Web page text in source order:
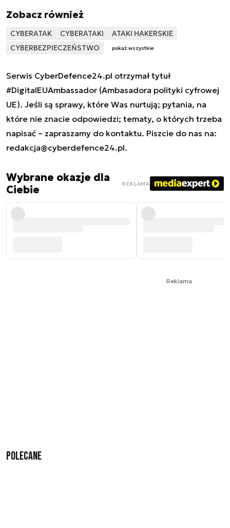
Zobacz również
CYBERATAK CYBERATAKI
ATAKI HAKERSKIE
CYBERBEZPIECZEŃSTWO
pokaż wszystkie
Serwis CyberDefence24.pl otrzymał tytuł
#DigitalEUAmbassador (Ambasadora polityki cyfrowej
UE). Jeśli są sprawy, które Was nurtują; pytania, na
które nie znacie odpowiedzi; tematy, o których trzeba
napisać – zapraszamy do kontaktu. Piszcie do nas na:
redakcja@cyberdefence24.pl.
Wybrane okazje dla
Ciebie
REKLAMA
Reklama
Polecane